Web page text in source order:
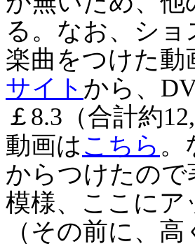
る。なお、シ
楽曲をつけた動
サイト から、
￡8.3（合計約
動画は こちら 。
からつけたの
模様、ここに
（その前に、